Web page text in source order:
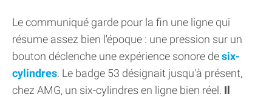
Le communiqué garde pour la fin une ligne qui
résume assez bien l'époque : une pression sur un
bouton déclenche une expérience sonore desix-
cylindres. Le badge 53 désignait jusqu'à présent,
chez AMG, un six-cylindres en ligne bien réel. Il